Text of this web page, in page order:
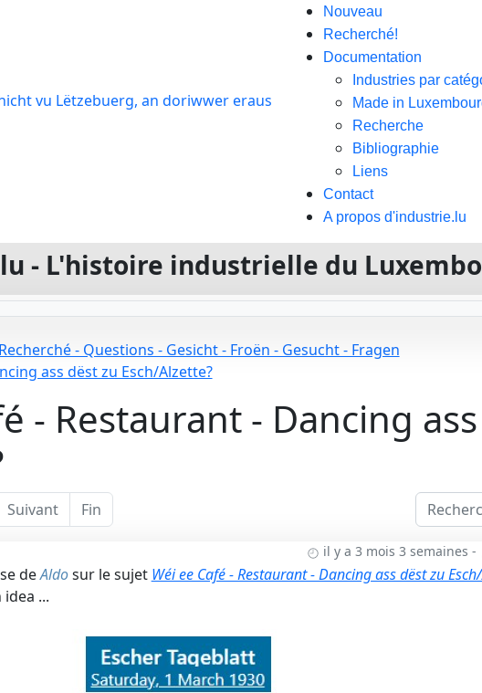
Nouveau
Recherché!
Documentation
Industries par
Made in
Recherche
Bibliographie
Liens
Contact
A propos d'industrie.lu
- L'histoire industrielle du
Recherché - Questions - Gesicht - Froën - Gesucht - Fragen
ass dëst zu Esch/Alzette?
- Restaurant - Dancing
Suivant Fin
il y a 3 mois 3 semaines -
deAldosur le sujet Wéi ee Café - Restaurant - Dancing ass dëst zu
...